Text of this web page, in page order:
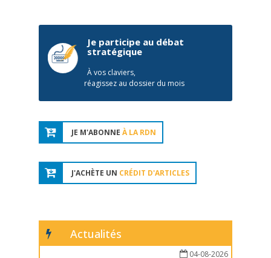
Je participe au débat
stratégique
À vos claviers,
réagissez au dossier du mois
JE M'ABONNE À LA RDN
J'ACHÈTE UN CRÉDIT D'ARTICLES
Actualités
04-08-2026